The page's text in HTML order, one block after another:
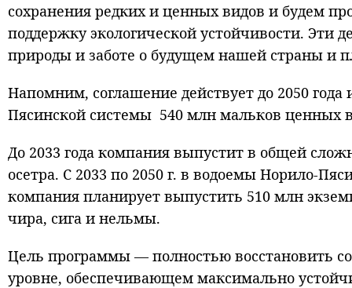
сохранения редких и ценных видов и будем
поддержку экологической устойчивости.
природы и заботе о будущем нашей страны и
Напомним, соглашение действует до 2050
Пясинской системы 540 млн мальков ценных
До 2033 года компания выпустит в общей
осетра. С 2033 по 2050 г. в водоемы Норило-
компания планирует выпустить 510 млн
чира, сига и нельмы.
Цель программы — полностью восстановить
уровне, обеспечивающем максимально